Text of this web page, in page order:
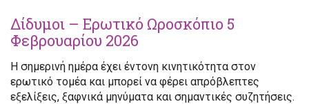
Δίδυμοι – Ερωτικό Ωροσκόπιο 5
Φεβρουαρίου 2026
Η σημερινή ημέρα έχει έντονη κινητικότητα στον
ερωτικό τομέα και μπορεί να φέρει απρόβλεπτες
εξελίξεις, ξαφνικά μηνύματα και σημαντικές συζητήσεις.